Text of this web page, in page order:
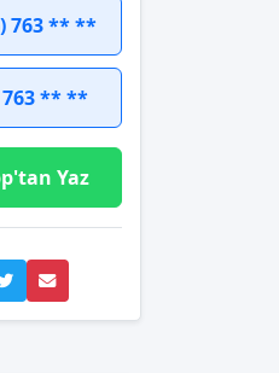
763 ** **
763 ** **
Yaz